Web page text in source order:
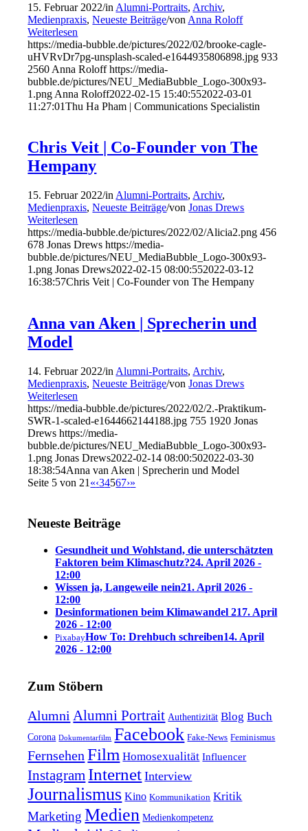
15. Februar 2022/in Alumni-Portraits, Archiv,
Medienpraxis,Neueste Beiträge/von Anna Roloff
Weiterlesen
https://media-bubble.de/pictures/2022/02/brooke-cagle-
uHVRvDr7pg-unsplash-scaled-e1644935806898.jpg 933
2560 Anna Roloff https://media-
bubble.de/pictures/NEU_MediaBubble_Logo-300x93-
1.png Anna Roloff2022-02-15 15:40:552022-03-01
11:27:01Thu Ha Pham | Communications Specialistin
Chris Veit | Co-Founder von The
Hempany
15. Februar 2022/in Alumni-Portraits, Archiv,
Medienpraxis,Neueste Beiträge/vonJonas Drews
Weiterlesen
https://media-bubble.de/pictures/2022/02/Alicia2.png 456
678 Jonas Drews https://media-
bubble.de/pictures/NEU_MediaBubble_Logo-300x93-
1.png Jonas Drews2022-02-15 08:00:552022-03-12
16:38:57Chris Veit | Co-Founder von The Hempany
Anna van Aken | Sprecherin und
Model
14. Februar 2022/in Alumni-Portraits, Archiv,
Medienpraxis,Neueste Beiträge/vonJonas Drews
Weiterlesen
https://media-bubble.de/pictures/2022/02/2.-Praktikum-
SWR-1-scaled-e1644662144188.jpg 755 1920 Jonas
Drews https://media-
bubble.de/pictures/NEU_MediaBubble_Logo-300x93-
1.png Jonas Drews2022-02-14 08:00:502022-03-30
18:38:54Anna van Aken | Sprecherin und Model
Seite 5 von 21 «‹34567›»
Neueste Beiträge
Gesundheit und Wohlstand, die unterschätzten
Faktoren beim Klimaschutz?24. April 2026 -
12:00
Wissen ja, Langeweile nein21. April 2026 -
12:00
Desinformationen beim Klimawandel 217. April
2026 - 12:00
PixabayHow To: Drehbuch schreiben14. April
2026 - 12:00
Zum Stöbern
Alumni Alumni Portrait Authentizität Blog Buch
Corona Dokumentarfilm Facebook Fake-News Feminismus
Fernsehen Film Homosexualität Influencer
Instagram Internet Interview
Journalismus Kino Kommunikation Kritik
Marketing Medien Medienkompetenz